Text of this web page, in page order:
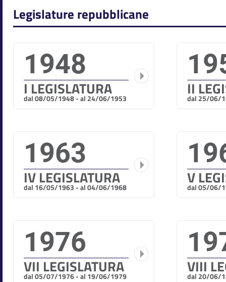
Legislature repubblicane
1948
I LEGISLATURA
dal 08/05/1948 - al 24/06/1953 II
dal 25/06/
1963
IV LEGISLATURA
dal 16/05/1963 - al 04/06/1968 V
dal 05/06/
1976
VII LEGISLATURA
dal 05/07/1976 - al 19/06/1979 VIII
dal 20/06/